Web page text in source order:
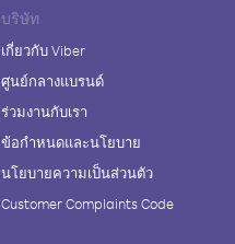
บริษัท
เกี่ยวกับ Viber
ศูนย์กลางแบรนด์
ร่วมงานกับเรา
ข้อกำหนดและนโยบาย
นโยบายความเป็นส่วนตัว
Customer Complaints Code